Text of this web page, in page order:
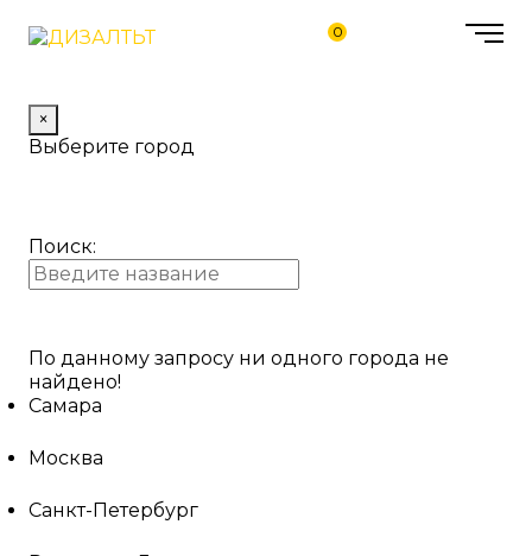
0
×
Выберите город
Поиск:
По данному запросу ни одного города не
найдено!
Самара
Москва
Санкт-Петербург